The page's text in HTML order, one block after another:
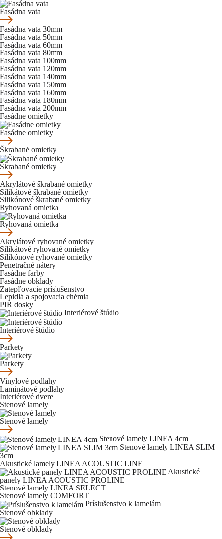
Fasádna vata
Fasádna vata 30mm
Fasádna vata 50mm
Fasádna vata 60mm
Fasádna vata 80mm
Fasádna vata 100mm
Fasádna vata 120mm
Fasádna vata 140mm
Fasádna vata 150mm
Fasádna vata 160mm
Fasádna vata 180mm
Fasádna vata 200mm
Fasádne omietky
Fasádne omietky
Škrabané omietky
Škrabané omietky
Akrylátové škrabané omietky
Silikátové škrabané omietky
Silikónové škrabané omietky
Ryhovaná omietka
Ryhovaná omietka
Akrylátové ryhované omietky
Silikátové ryhované omietky
Silikónové ryhované omietky
Penetračné nátery
Fasádne farby
Fasádne obklady
Zatepľovacie príslušenstvo
Lepidlá a spojovacia chémia
PIR dosky
Interiérové štúdio
Interiérové štúdio
Parkety
Parkety
Vinylové podlahy
Laminátové podlahy
Interiérové dvere
Stenové lamely
Stenové lamely
Stenové lamely LINEA 4cm
Stenové lamely LINEA SLIM
3cm
Akustické lamely LINEA ACOUSTIC LINE
Akustické
panely LINEA ACOUSTIC PROLINE
Stenové lamely LINEA SELECT
Stenové lamely COMFORT
Príslušenstvo k lamelám
Stenové obklady
Stenové obklady